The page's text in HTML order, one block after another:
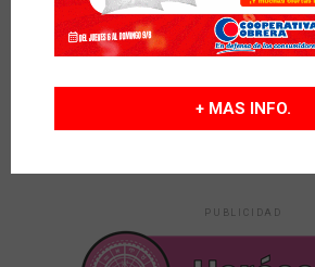
MUNDO hace 17 horas
sexuales en una autopista
PUBLICIDAD
+ MAS INFO.